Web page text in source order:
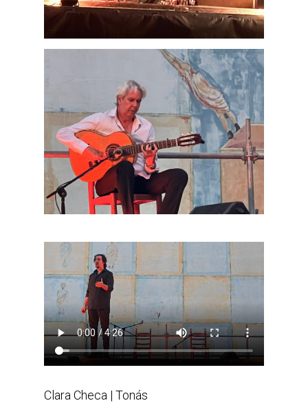
Clara Checa | Tonás